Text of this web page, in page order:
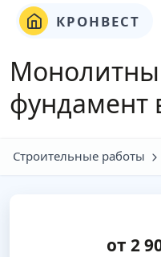
КРОНВЕСТ
фундамент
Строительные работы
от 2